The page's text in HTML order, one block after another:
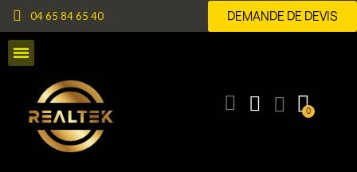
04 65 84 65 40 DEMANDE DE DEVIS